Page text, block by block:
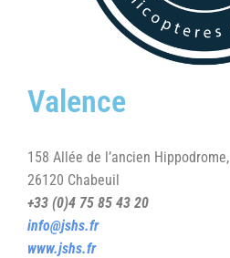
Valence
158 Allée de l’ancien Hippodrome,
26120 Chabeuil
+33 (0)4 75 85 43 20
info@jshs.fr
www.jshs.fr